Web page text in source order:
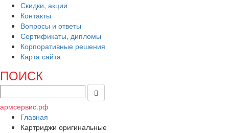
Скидки, акции
Контакты
Вопросы и ответы
Сертификаты, дипломы
Корпоративные решения
Карта сайта
ПОИСК
армсервис.рф
Главная
Картриджи оригинальные